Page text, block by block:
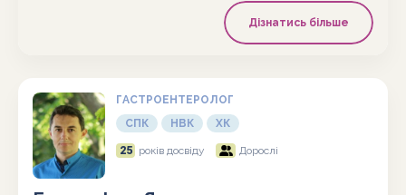
Дізнатись більше
ГАСТРОЕНТЕРОЛОГ
СПК
НВК ХК
25 років досвіду Дорослі